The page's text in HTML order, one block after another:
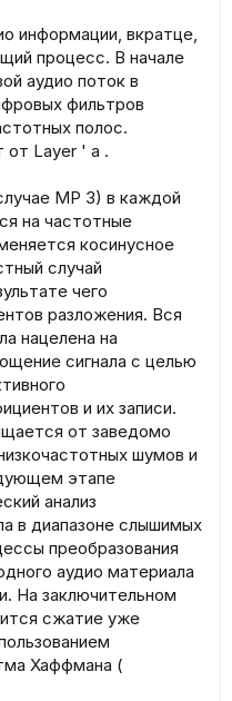
информации, вкратце,
процесс. В начале
аудио поток в
фильтров
полос.
от Layer ' a .
MP 3) в каждой
на частотные
косинусное
случай
чего
разложения. Вся
нацелена на
сигнала с целью
и их записи.
от заведомо
шумов и
этапе
анализ
в диапазоне слышимых
преобразования
аудио материала
На заключительном
сжатие уже
Хаффмана (